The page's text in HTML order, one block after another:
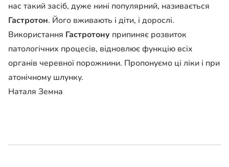
нас такий засіб, дуже нині популярний, називається
Гастротон. Його вживають і діти, і дорослі.
Використання Гастротону припиняє розвиток
патологічних процесів, відновлює функцію всіх
органів черевної порожнини. Пропонуємо ці ліки і при
атонічному шлунку.
Наталя Земна